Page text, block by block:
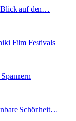
Blick auf den…
Film Festivals
Schönheit…